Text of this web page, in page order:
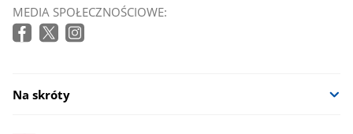
MEDIA SPOŁECZNOŚCIOWE:
Na skróty